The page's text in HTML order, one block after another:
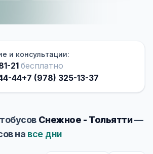
и консультации:
21 бесплатно
44+7 (978) 325-13-37
Снежное - Тольятти—
на все дни